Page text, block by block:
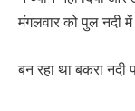
मंगलवार को पुल नदी में
बन रहा था बकरा नदी